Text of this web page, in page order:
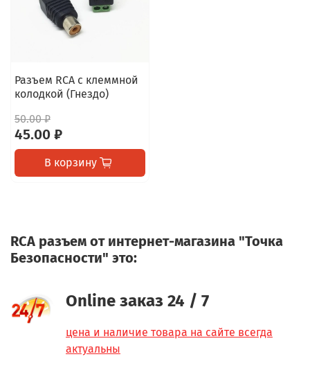
Разъем RCA c клеммной
колодкой (Гнездо)
50.00 ₽
45.00 ₽
В корзину
RCA разъем от интернет-магазина "Точка
Безопасности" это:
Online заказ 24 / 7
цена и наличие товара на сайте всегда
актуальны